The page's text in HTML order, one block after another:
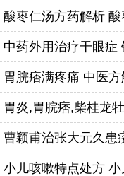
酸枣仁汤方药解析 酸
中药外用治疗干眼症
胃脘痞满疼痛 中医方
胃炎,胃脘痞,柴桂龙
曹颖甫治张大元久患
小儿咳嗽特点处方